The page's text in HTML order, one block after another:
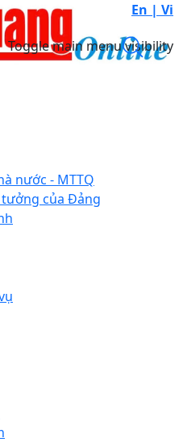
En | Vi
Toggle main menu visibility
nước - MTTQ
của Đảng